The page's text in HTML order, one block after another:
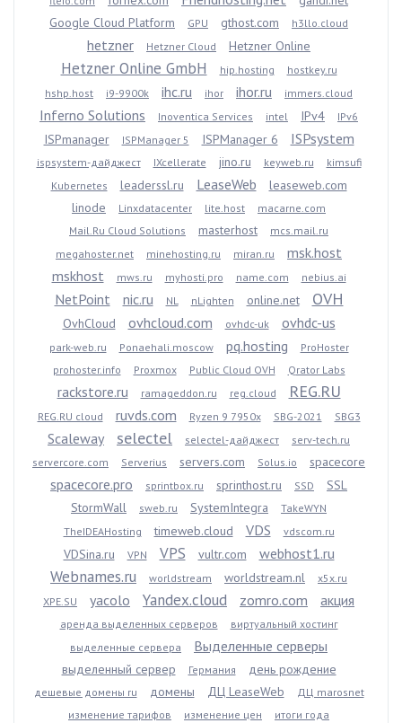
Google Cloud Platform
GPU gthost.com h3llo.cloud
hetzner Hetzner Cloud Hetzner Online
Hetzner Online GmbH hip.hosting
hostkey.ru
hshp.host
i9-9900k ihc.ru ihor ihor.ru immers.cloud
Inferno Solutions Inoventica Services intel IPv4 IPv6
ISPmanager ISPManager 5 ISPManager 6 ISPsystem
ispsystem-дайджест IXcellerate jino.ru keyweb.ru
kimsufi
Kubernetes
leaderssl.ru LeaseWeb
leaseweb.com
linode
Linxdatacenter lite.host
macarne.com
Mail.Ru Cloud Solutions
masterhost
mcs.mail.ru
megahoster.net
minehosting.ru miran.ru
msk.host
mskhost
mws.ru myhosti.pro name.com nebius.ai
NetPoint nic.ru NL nLighten online.net OVH
OvhCloud ovhcloud.com ovhdc-uk ovhdc-us
park-web.ru Ponaehali.moscow pq.hosting
ProHoster
prohoster.info
Proxmox Public Cloud OVH Qrator Labs
rackstore.ru ramageddon.ru reg.cloud REG.RU
REG.RU cloud ruvds.com Ryzen 9 7950x SBG-2021 SBG3
Scaleway selectel selectel-дайджест
serv-tech.ru
servercore.com
Serverius servers.com Solus.io spacecore
spacecore.pro sprintbox.ru sprinthost.ru SSD
SSL
StormWall
sweb.ru SystemIntegra
TakeWYN
TheIDEAHosting
timeweb.cloud VDS vdscom.ru
VDSina.ru VPN VPS vultr.com webhost1.ru
Webnames.ru worldstream worldstream.nl
x5x.ru
XPE.SU
yacolo Yandex.cloud zomro.com акция
аренда выделенных серверов
виртуальный хостинг
выделенные сервера
Выделенные серверы
выделенный сервер Германия день рождение
дешевые домены ru домены ДЦ LeaseWeb
ДЦ marosnet
изменение тарифов
изменение цен
итоги года